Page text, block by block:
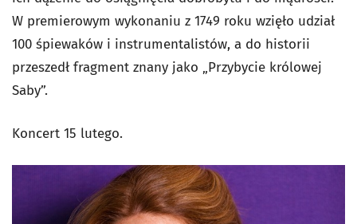
W premierowym wykonaniu z 1749 roku wzięło udział
100 śpiewaków i instrumentalistów, a do historii
przeszedł fragment znany jako „Przybycie królowej
Saby”.
Koncert 15 lutego.